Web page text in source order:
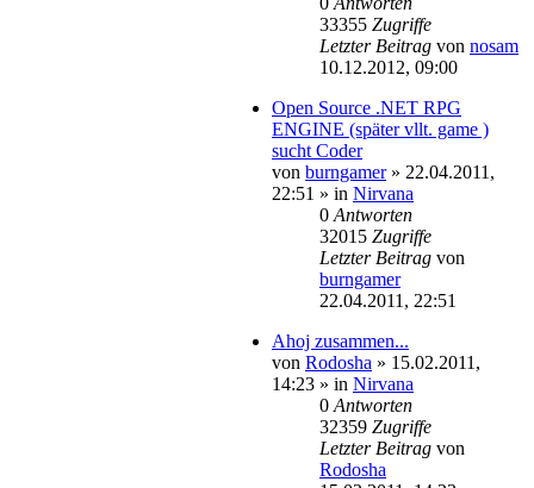
33355 Zugriffe
Letzter Beitrag von nosam
10.12.2012, 09:00
Open Source .NET RPG
ENGINE (später vllt. game )
sucht Coder
von burngamer» 22.04.2011,
22:51 » in Nirvana
0 Antworten
32015 Zugriffe
Letzter Beitrag von
burngamer
22.04.2011, 22:51
Ahoj zusammen...
von Rodosha » 15.02.2011,
14:23 » in Nirvana
0 Antworten
32359 Zugriffe
Letzter Beitrag von
Rodosha